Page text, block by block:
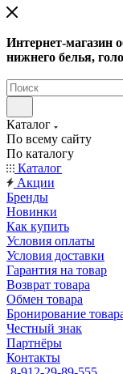
Интернет-магазин
нижнего белья,
Каталог
По всему сайту
По каталогу
Каталог
Акции
Бренды
Новинки
Как купить
Условия оплаты
Условия доставки
Гарантия на товар
Возврат товара
Обмен товара
Бронирование
Честный знак
Партнёры
Контакты